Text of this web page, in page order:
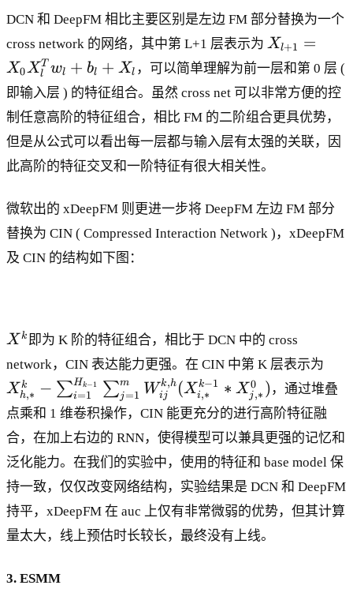
DCN 和 DeepFM 相比主要区别是左边 FM 部分替换为一个
cross network 的网络，其中第 L+1 层表示为 X
_
{
l
+
1
}
_
0
w
_
l
+
b
_
l
X
_
Xl+1 =
X0 Xl
T wl + bl + Xl ，可以简单理解为前一层和第 0 层 (
即输入层 ) 的特征组合。虽然 cross net 可以非常方便的控
制任意高阶的特征组合，相比 FM 的二阶组合更具优势，
但是从公式可以看出每一层都与输入层有太强的关联，因
此高阶的特征交叉和一阶特征有很大相关性。
微软出的 xDeepFM 则更进一步将 DeepFM 左边 FM 部分
替换为 CIN ( Compressed Interaction Network )，xDeepFM
及 CIN 的结构如下图：
X
k
X k 即为 K 阶的特征组合，相比于 DCN 中的 cross
network，CIN 表达能力更强。在 CIN 中第 K 层表示为
^k
_{
h,
*}
-
u
m
Xh,∗
k − ∑i=1
Hk−1 ∑j=1
m Wij
k,h (Xi,∗
k−1 ∗ Xj,∗
0 ) ，通过堆叠
点乘和 1 维卷积操作，CIN 能更充分的进行高阶特征融
合，在加上右边的 RNN，使得模型可以兼具更强的记忆和
泛化能力。在我们的实验中，使用的特征和 base model 保
持一致，仅仅改变网络结构，实验结果是 DCN 和 DeepFM
持平，xDeepFM 在 auc 上仅有非常微弱的优势，但其计算
量太大，线上预估时长较长，最终没有上线。
3. ESMM